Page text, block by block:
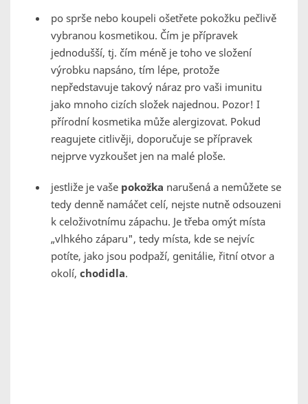
po sprše nebo koupeli ošetřete pokožku pečlivě
vybranou kosmetikou. Čím je přípravek
jednodušší, tj. čím méně je toho ve složení
výrobku napsáno, tím lépe, protože
nepředstavuje takový náraz pro vaši imunitu
jako mnoho cizích složek najednou. Pozor! I
přírodní kosmetika může alergizovat. Pokud
reagujete citlivěji, doporučuje se přípravek
nejprve vyzkoušet jen na malé ploše.
jestliže je vaše pokožka narušená a nemůžete se
tedy denně namáčet celí, nejste nutně odsouzeni
k celoživotnímu zápachu. Je třeba omýt místa
„vlhkého záparu", tedy místa, kde se nejvíc
potíte, jako jsou podpaží, genitálie, řitní otvor a
okolí, chodidla.